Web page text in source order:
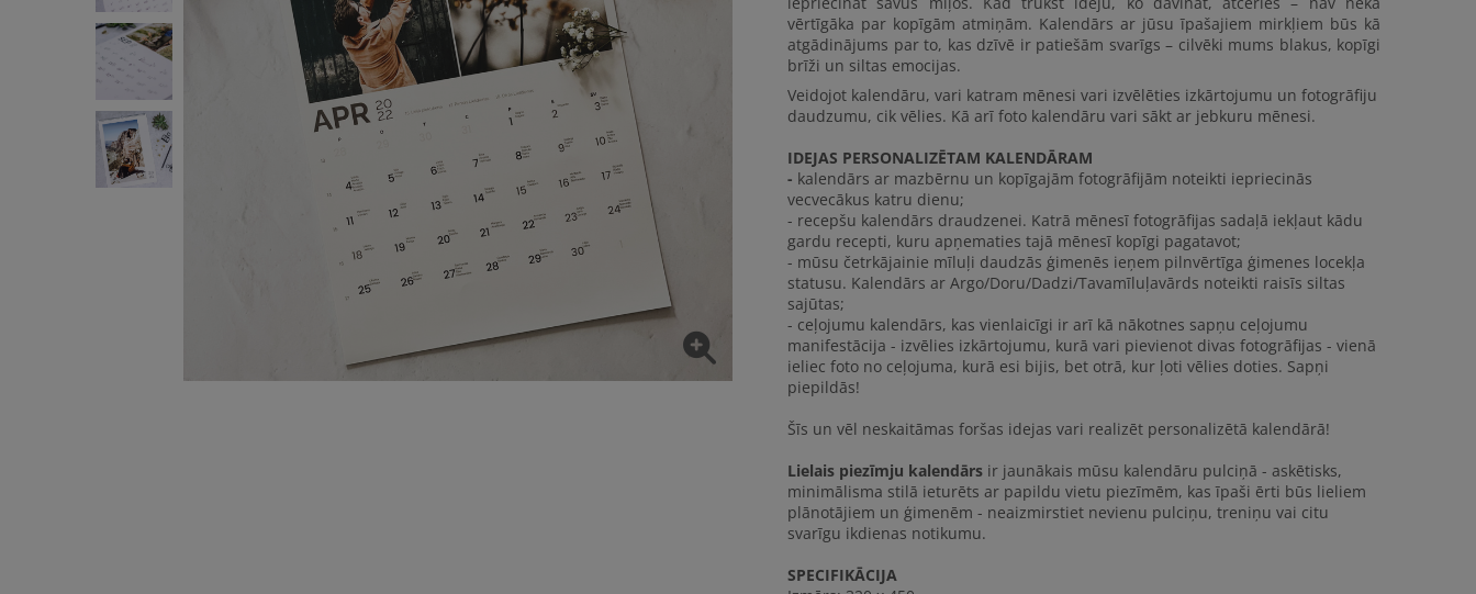
vērtīgāka par kopīgām atmiņām. Kalendārs ar jūsu īpašajiem mirkļiem būs kā
atgādinājums par to, kas dzīvē ir patiešām svarīgs – cilvēki mums blakus, kopīgi
brīži un siltas emocijas.
Veidojot kalendāru, vari katram mēnesi vari izvēlēties izkārtojumu un fotogrāfiju
daudzumu, cik vēlies. Kā arī foto kalendāru vari sākt ar jebkuru mēnesi.
IDEJAS PERSONALIZĒTAM KALENDĀRAM
- kalendārs ar mazbērnu un kopīgajām fotogrāfijām noteikti iepriecinās
vecvecākus katru dienu;
- recepšu kalendārs draudzenei. Katrā mēnesī fotogrāfijas sadaļā iekļaut kādu
gardu recepti, kuru apņematies tajā mēnesī kopīgi pagatavot;
- mūsu četrkājainie mīluļi daudzās ģimenēs ieņem pilnvērtīga ģimenes locekļa
statusu. Kalendārs ar Argo/Doru/Dadzi/Tavamīluļavārds noteikti raisīs siltas
sajūtas;
- ceļojumu kalendārs, kas vienlaicīgi ir arī kā nākotnes sapņu ceļojumu
manifestācija - izvēlies izkārtojumu, kurā vari pievienot divas fotogrāfijas - vienā
ieliec foto no ceļojuma, kurā esi bijis, bet otrā, kur ļoti vēlies doties. Sapņi
piepildās!
Šīs un vēl neskaitāmas foršas idejas vari realizēt personalizētā kalendārā!
Lielais piezīmju kalendārs ir jaunākais mūsu kalendāru pulciņā - askētisks,
minimālisma stilā ieturēts ar papildu vietu piezīmēm, kas īpaši ērti būs lieliem
plānotājiem un ģimenēm - neaizmirstiet nevienu pulciņu, treniņu vai citu
svarīgu ikdienas notikumu.
SPECIFIKĀCIJA